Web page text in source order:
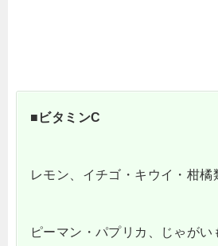
■ビタミンC
レモン、イチゴ・キウイ・柑橘
ピーマン・パプリカ、じゃがい